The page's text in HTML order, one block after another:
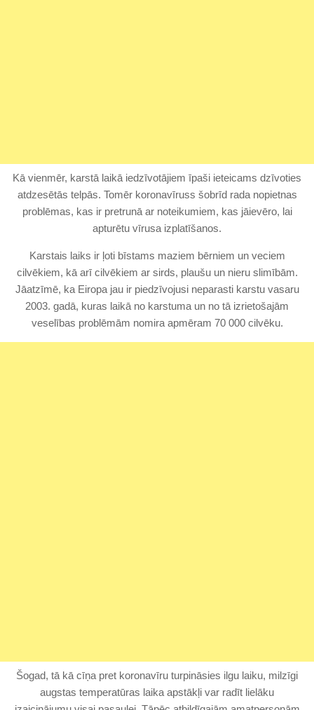
Kā vienmēr, karstā laikā iedzīvotājiem īpaši ieteicams dzīvoties
atdzesētās telpās. Tomēr koronavīruss šobrīd rada nopietnas
problēmas, kas ir pretrunā ar noteikumiem, kas jāievēro, lai
apturētu vīrusa izplatīšanos.
Karstais laiks ir ļoti bīstams maziem bērniem un veciem
cilvēkiem, kā arī cilvēkiem ar sirds, plaušu un nieru slimībām.
Jāatzīmē, ka Eiropa jau ir piedzīvojusi neparasti karstu vasaru
2003. gadā, kuras laikā no karstuma un no tā izrietošajām
veselības problēmām nomira apmēram 70 000 cilvēku.
Šogad, tā kā cīņa pret koronavīru turpināsies ilgu laiku, milzīgi
augstas temperatūras laika apstākļi var radīt lielāku